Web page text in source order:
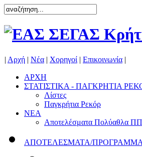
| Αρχή | Νέα | Χορηγοί | Επικοινωνία |
ΑΡΧΗ
ΣΤΑΤΙΣΤΙΚΑ - ΠΑΓΚΡΗΤΙΑ
Λίστες
Παγκρήτια Ρεκόρ
ΝΕΑ
Αποτελέσματα Πολύαθλα
ΑΠΟΤΕΛΕΣΜΑΤΑ/